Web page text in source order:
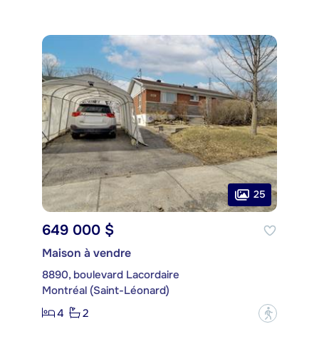
25
649 000 $
Maison à vendre
8890, boulevard Lacordaire
Montréal (Saint-Léonard)
4
2 ?